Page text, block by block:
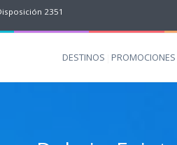
2351
DESTINOS PROMOCIONES